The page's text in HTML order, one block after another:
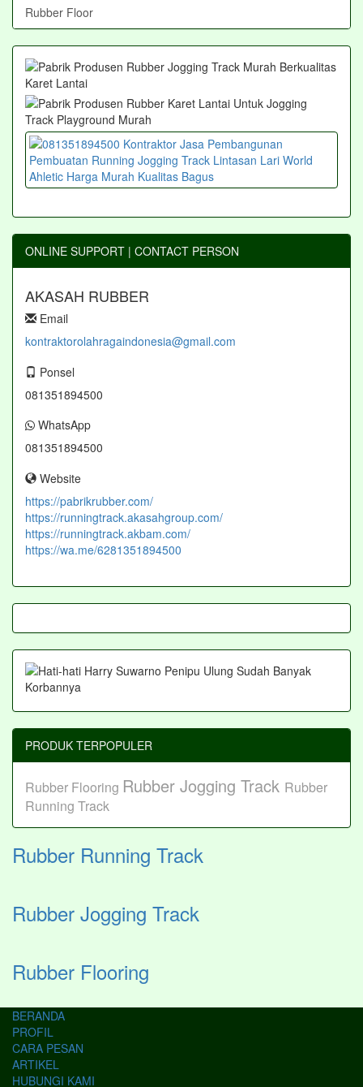
Rubber Floor
ONLINE SUPPORT | CONTACT PERSON
AKASAH RUBBER
Email
kontraktorolahragaindonesia@gmail.com
Ponsel
081351894500
WhatsApp
081351894500
Website
https://pabrikrubber.com/
https://runningtrack.akasahgroup.com/
https://runningtrack.akbam.com/
https://wa.me/6281351894500
PRODUK TERPOPULER
Rubber Flooring Rubber Jogging Track Rubber
Running Track
Rubber Running Track
Rubber Jogging Track
Rubber Flooring
BERANDA
PROFIL
CARA PESAN
ARTIKEL
HUBUNGI KAMI